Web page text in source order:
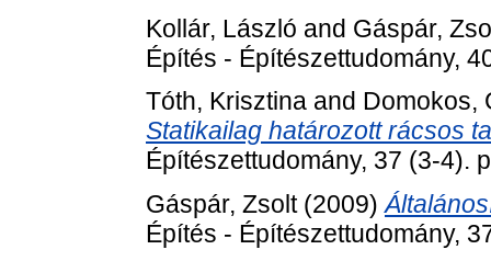
Kollár, László and Gáspár,
Építés - Építészettudomány,
Tóth, Krisztina and Domokos,
Statikailag határozott rácsos
Építészettudomány, 37 (3-4).
Gáspár, Zsolt(2009)
Építés - Építészettudomány,